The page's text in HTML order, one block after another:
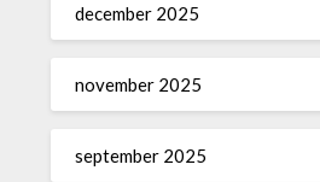
december 2025
november 2025
september 2025